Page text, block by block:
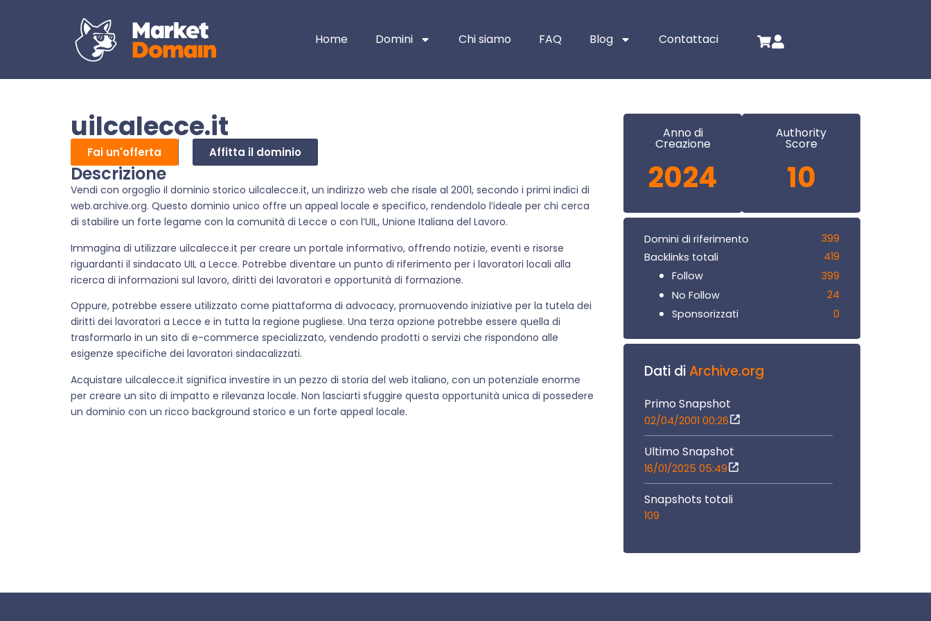
Home Domini Chi siamo FAQ Blog Contattaci
uilcalecce.it
Fai un'offerta Affitta il dominio
Descrizione
Vendi con orgoglio il dominio storico uilcalecce.it, un indirizzo web che risale al 2001, secondo i primi indici di
web.archive.org. Questo dominio unico offre un appeal locale e specifico, rendendolo l’ideale per chi cerca
di stabilire un forte legame con la comunità di Lecce o con l’UIL, Unione Italiana del Lavoro.
Immagina di utilizzare uilcalecce.it per creare un portale informativo, offrendo notizie, eventi e risorse
riguardanti il sindacato UIL a Lecce. Potrebbe diventare un punto di riferimento per i lavoratori locali alla
ricerca di informazioni sul lavoro, diritti dei lavoratori e opportunità di formazione.
Oppure, potrebbe essere utilizzato come piattaforma di advocacy, promuovendo iniziative per la tutela dei
diritti dei lavoratori a Lecce e in tutta la regione pugliese. Una terza opzione potrebbe essere quella di
trasformarlo in un sito di e-commerce specializzato, vendendo prodotti o servizi che rispondono alle
esigenze specifiche dei lavoratori sindacalizzati.
Acquistare uilcalecce.it significa investire in un pezzo di storia del web italiano, con un potenziale enorme
per creare un sito di impatto e rilevanza locale. Non lasciarti sfuggire questa opportunità unica di possedere
un dominio con un ricco background storico e un forte appeal locale.
Anno di
Creazione
2024
Authority
Score
10
Domini di riferimento
399
Backlinks totali
419
Follow
399
No Follow
24
Sponsorizzati
0
Dati diArchive.org
Primo Snapshot
02/04/2001 00:26
Ultimo Snapshot
16/01/2025 05:49
Snapshots totali
109